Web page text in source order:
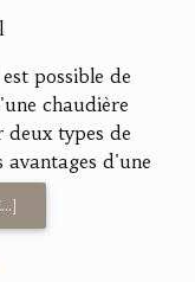
possible de
chaudière
types de
avantages d'une